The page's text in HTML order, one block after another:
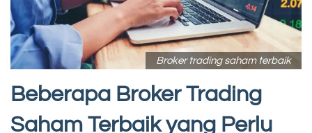
Broker trading saham terbaik
Beberapa Broker Trading
Saham Terbaik yang Perlu